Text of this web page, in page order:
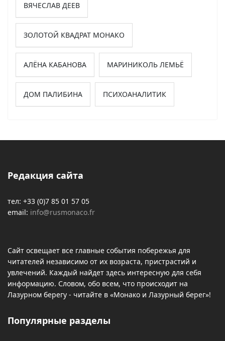
ВЯЧЕСЛАВ ДЕЕВ
ЗОЛОТОЙ КВАДРАТ МОНАКО
АЛЁНА КАБАНОВА МАРИНИКОЛЬ ЛЕМЬЁ
ДОМ ПАЛИБИНА ПСИХОАНАЛИТИК
Редакция сайта
тел: +33 (0)7 85 01 57 05
email: info@rusmonaco.fr
Сайт освещает все главные события побережья для
читателей независимо от их возраста, пристрастий и
увлечений. Каждый найдет здесь интересную для себя
информацию. Словом, обо всем, что происходит на
Лазурном берегу - читайте в «Монако и Лазурный берег»!
Популярные разделы